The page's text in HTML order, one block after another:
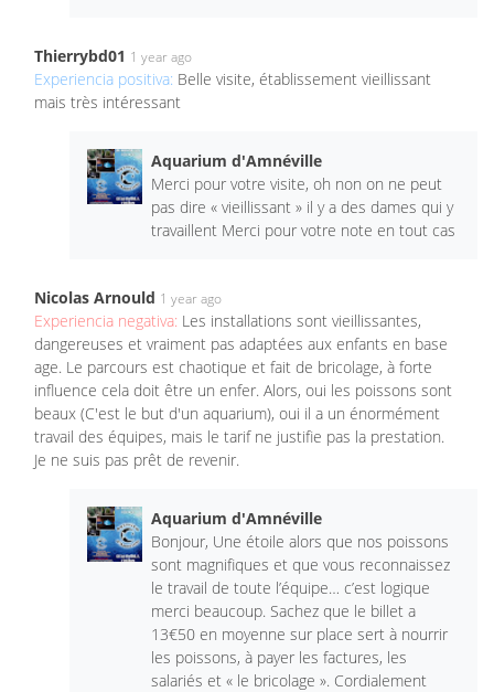
Thierrybd01 1 year ago
Experiencia positiva: Belle visite, établissement vieillissant
mais très intéressant
Aquarium d'Amnéville
Merci pour votre visite, oh non on ne peut
pas dire « vieillissant » il y a des dames qui y
travaillent Merci pour votre note en tout cas
Nicolas Arnould 1 year ago
Experiencia negativa: Les installations sont vieillissantes,
dangereuses et vraiment pas adaptées aux enfants en base
age. Le parcours est chaotique et fait de bricolage, à forte
influence cela doit être un enfer. Alors, oui les poissons sont
beaux (C'est le but d'un aquarium), oui il a un énormément
travail des équipes, mais le tarif ne justifie pas la prestation.
Je ne suis pas prêt de revenir.
Aquarium d'Amnéville
Bonjour, Une étoile alors que nos poissons
sont magnifiques et que vous reconnaissez
le travail de toute l’équipe… c’est logique
merci beaucoup. Sachez que le billet a
13€50 en moyenne sur place sert à nourrir
les poissons, à payer les factures, les
salariés et « le bricolage ». Cordialement